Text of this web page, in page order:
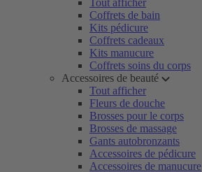
Tout afficher
Coffrets de bain
Kits pédicure
Coffrets cadeaux
Kits manucure
Coffrets soins du corps
Accessoires de beauté
Tout afficher
Fleurs de douche
Brosses pour le corps
Brosses de massage
Gants autobronzants
Accessoires de pédicure
Accessoires de manucure